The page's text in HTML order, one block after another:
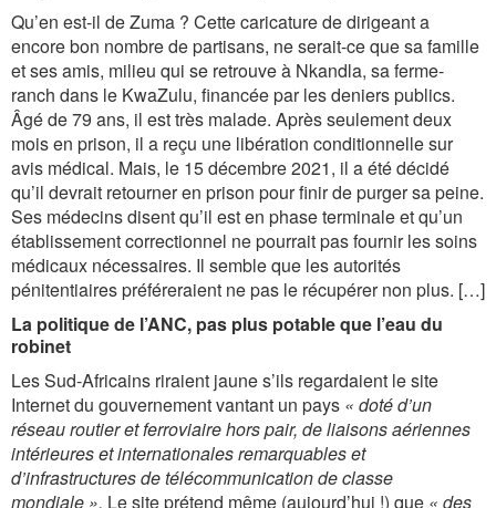
Qu’en est-il de Zuma ? Cette caricature de dirigeant a
encore bon nombre de partisans, ne serait-ce que sa famille
et ses amis, milieu qui se retrouve à Nkandla, sa ferme-
ranch dans le KwaZulu, financée par les deniers publics.
Âgé de 79 ans, il est très malade. Après seulement deux
mois en prison, il a reçu une libération conditionnelle sur
avis médical. Mais, le 15 décembre 2021, il a été décidé
qu’il devrait retourner en prison pour finir de purger sa peine.
Ses médecins disent qu’il est en phase terminale et qu’un
établissement correctionnel ne pourrait pas fournir les soins
médicaux nécessaires. Il semble que les autorités
pénitentiaires préféreraient ne pas le récupérer non plus. […]
La politique de l’ANC, pas plus potable que l’eau du
robinet
Les Sud-Africains riraient jaune s’ils regardaient le site
Internet du gouvernement vantant un pays « doté d’un
réseau routier et ferroviaire hors pair, de liaisons aériennes
intérieures et internationales remarquables et
d’infrastructures de télécommunication de classe
mondiale ». Le site prétend même (aujourd’hui !) que « des